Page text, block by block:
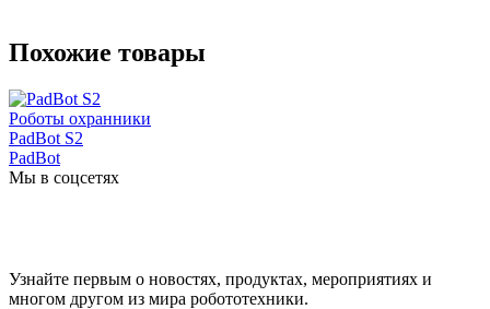
Похожие товары
Роботы охранники
PadBot S2
PadBot
Мы в соцсетях
Узнайте первым о новостях, продуктах, мероприятиях и
многом другом из мира робототехники.